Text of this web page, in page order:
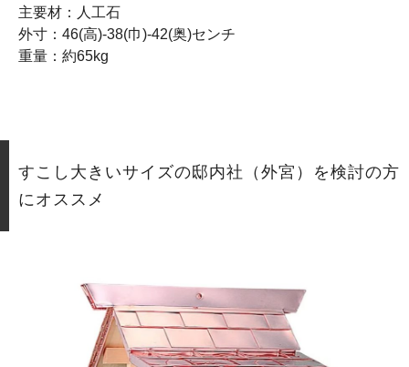
主要材：人工石
外寸：46(高)-38(巾)-42(奥)センチ
重量：約65kg
すこし大きいサイズの邸内社（外宮）を検討の方
にオススメ